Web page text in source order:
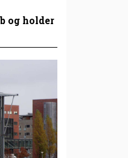
og holder